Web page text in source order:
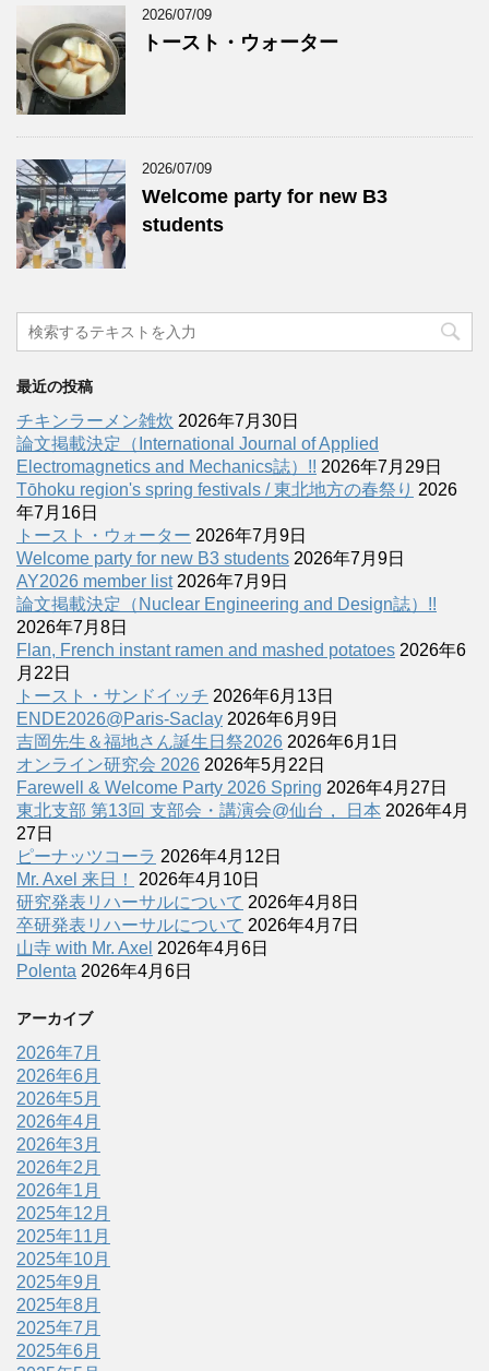
2026/07/09
トースト・ウォーター
2026/07/09
Welcome party for new B3
students
最近の投稿
チキンラーメン雑炊 2026年7月30日
論文掲載決定（International Journal of Applied
Electromagnetics and Mechanics誌）!! 2026年7月29日
Tōhoku region's spring festivals / 東北地方の春祭り 2026
年7月16日
トースト・ウォーター 2026年7月9日
Welcome party for new B3 students 2026年7月9日
AY2026 member list 2026年7月9日
論文掲載決定（Nuclear Engineering and Design誌）!!
2026年7月8日
Flan, French instant ramen and mashed potatoes 2026年6
月22日
トースト・サンドイッチ 2026年6月13日
ENDE2026@Paris-Saclay 2026年6月9日
吉岡先生＆福地さん誕生日祭2026 2026年6月1日
オンライン研究会 2026 2026年5月22日
Farewell & Welcome Party 2026 Spring 2026年4月27日
東北支部 第13回 支部会・講演会@仙台， 日本 2026年4月
27日
ピーナッツコーラ 2026年4月12日
Mr. Axel 来日！
2026年4月10日
研究発表リハーサルについて 2026年4月8日
卒研発表リハーサルについて 2026年4月7日
山寺 with Mr. Axel 2026年4月6日
Polenta 2026年4月6日
アーカイブ
2026年7月
2026年6月
2026年5月
2026年4月
2026年3月
2026年2月
2026年1月
2025年12月
2025年11月
2025年10月
2025年9月
2025年8月
2025年7月
2025年6月